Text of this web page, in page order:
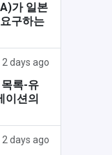
가 일본
구하는
2 days ago
록-유
이션의
2 days ago